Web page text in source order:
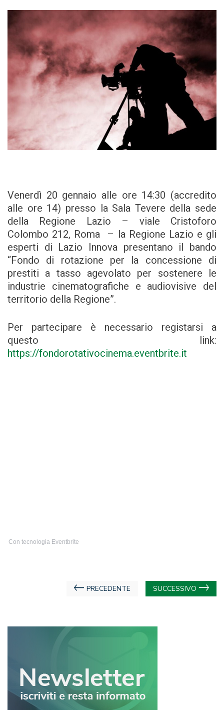
Venerdì 20 gennaio alle ore 14:30 (accredito
alle ore 14) presso la Sala Tevere della sede
della Regione Lazio – viale Cristoforo
Colombo 212, Roma – la Regione Lazio e gli
esperti di Lazio Innova presentano il bando
“Fondo di rotazione per la concessione di
prestiti a tasso agevolato per sostenere le
industrie cinematografiche e audiovisive del
territorio della Regione”.
Per partecipare è necessario registarsi a
questo link:
https://fondorotativocinema.eventbrite.it
Con tecnologia Eventbrite
Navigazione
PRECEDENTE SUCCESSIVO